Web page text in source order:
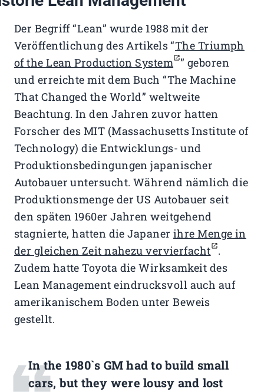
Der Begriff “Lean” wurde 1988 mit der
Veröffentlichung des Artikels “The Triumph
of the Lean Production System ” geboren
und erreichte mit dem Buch “The Machine
That Changed the World” weltweite
Beachtung. In den Jahren zuvor hatten
Forscher des MIT (Massachusetts Institute of
Technology) die Entwicklungs- und
Produktionsbedingungen japanischer
Autobauer untersucht. Während nämlich die
Produktionsmenge der US Autobauer seit
den späten 1960er Jahren weitgehend
stagnierte, hatten die Japaner ihre Menge in
der gleichen Zeit nahezu vervierfacht .
Zudem hatte Toyota die Wirksamkeit des
Lean Management eindrucksvoll auch auf
amerikanischem Boden unter Beweis
gestellt.
In the 1980`s GM had to build small
cars, but they were lousy and lost